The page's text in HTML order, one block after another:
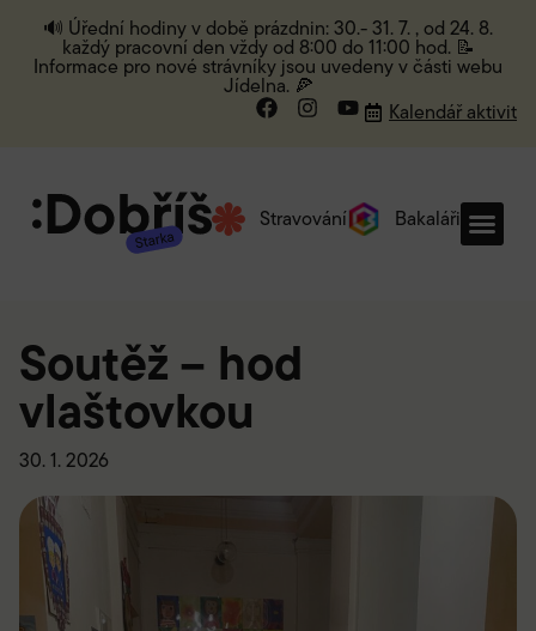
🔊 Úřední hodiny v době prázdnin: 30.- 31. 7. , od 24. 8.
každý pracovní den vždy od 8:00 do 11:00 hod. 📝
Informace pro nové strávníky jsou uvedeny v části webu
Jídelna. 🍕
Kalendář aktivit
Stravování Bakaláři
Soutěž – hod
vlaštovkou
30. 1. 2026